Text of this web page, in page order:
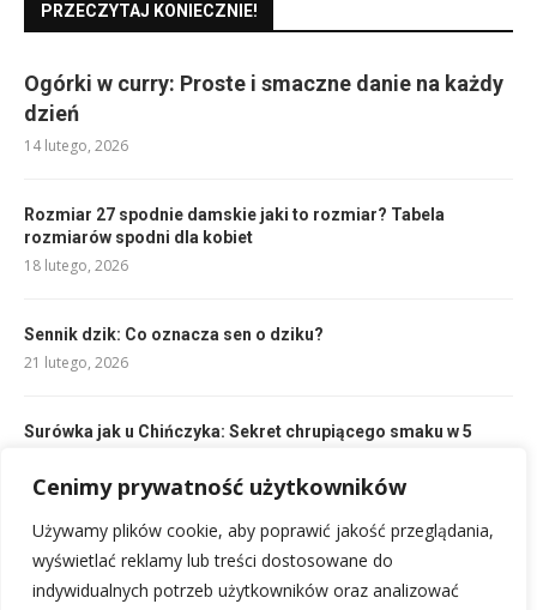
Cenimy prywatność użytkowników
Używamy plików cookie, aby poprawić jakość przeglądania,
wyświetlać reklamy lub treści dostosowane do
indywidualnych potrzeb użytkowników oraz analizować
PRZECZYTAJ KONIECZNIE!
Ogórki w curry: Proste i smaczne danie na każdy
dzień
14 lutego, 2026
Rozmiar 27 spodnie damskie jaki to rozmiar? Tabela
rozmiarów spodni dla kobiet
18 lutego, 2026
Sennik dzik: Co oznacza sen o dziku?
21 lutego, 2026
Surówka jak u Chińczyka: Sekret chrupiącego smaku w 5
14 lutego, 2026
Tymon znaczenie imienia i pochodzenie – poznaj tajemnice
14 lutego, 2026